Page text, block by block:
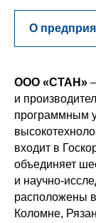
ООО «СТАН»
и
программным
входит в
объединяет
и научно-
расположены
Коломне,